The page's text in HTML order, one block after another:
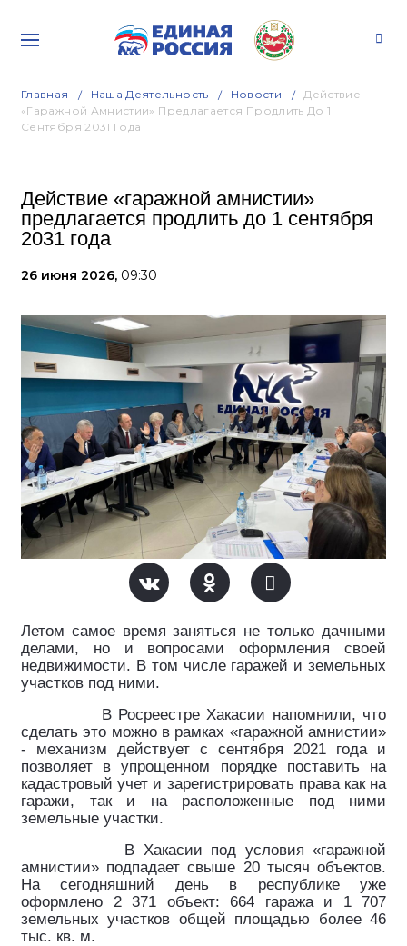
Главная Наша Деятельность Новости
Действие
«гаражной Амнистии» Предлагается Продлить До 1
Сентября 2031 Года
Действие «гаражной амнистии»
предлагается продлить до 1 сентября
2031 года
26 июня 2026, 09:30
Летом самое время заняться не только дачными
делами, но и вопросами оформления своей
недвижимости. В том числе гаражей и земельных
участков под ними.
В Росреестре Хакасии напомнили, что
сделать это можно в рамках «гаражной амнистии»
- механизм действует с сентября 2021 года и
позволяет в упрощенном порядке поставить на
кадастровый учет и зарегистрировать права как на
гаражи, так и на расположенные под ними
земельные участки.
В Хакасии под условия «гаражной
амнистии» подпадает свыше 20 тысяч объектов.
На сегодняшний день в республике уже
оформлено 2 371 объект: 664 гаража и 1 707
земельных участков общей площадью более 46
тыс. кв. м.